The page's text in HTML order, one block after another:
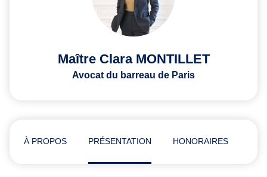
Maître Clara MONTILLET
Avocat du barreau de Paris
À PROPOS PRÉSENTATION HONORAIRES